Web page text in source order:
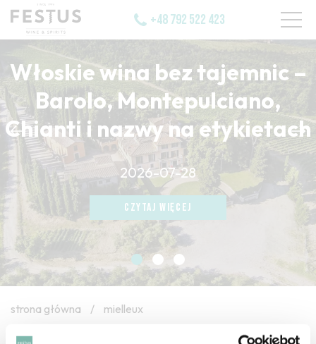
+48 792 522 423
Włoskie wina bez tajemnic –
Barolo, Montepulciano,
Chianti i nazwy na etykietach
2026-07-28
CZYTAJ WIĘCEJ
CZYTAJ WIĘCEJ
CZYTAJ WIĘCEJ
strona główna / mielleux